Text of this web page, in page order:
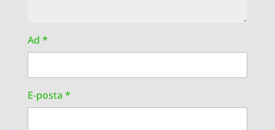
Ad *
E-posta *